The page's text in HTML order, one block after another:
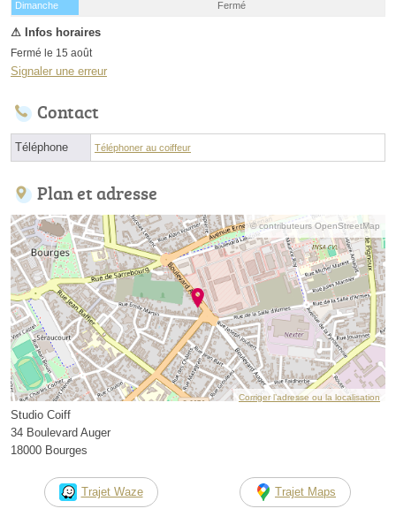
(15 août)
Dimanche
Fermé
Fermé le 15 août
Signaler une erreur
Contact
Téléphone Téléphoner au coiffeur
Plan et adresse
© contributeurs OpenStreetMap
Corriger l’adresse ou la localisation
Studio Coiff
34 Boulevard Auger
18000 Bourges
Trajet Waze Trajet Maps